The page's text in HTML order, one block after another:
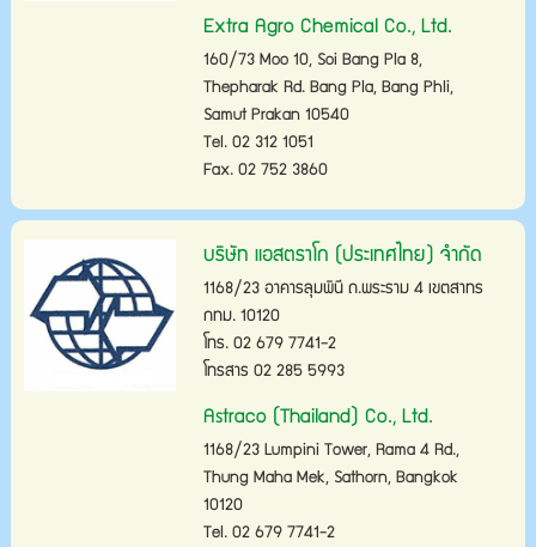
Extra Agro Chemical Co., Ltd.
160/73 Moo 10, Soi Bang Pla 8,
Thepharak Rd. Bang Pla, Bang Phli,
Samut Prakan 10540
Tel. 02 312 1051
Fax. 02 752 3860
บริษัท แอสตราโก (ประเทศไทย) จำกัด
1168/23 อาคารลุมพินี ถ.พระราม 4 เขตสาทร
กทม. 10120
โทร. 02 679 7741-2
โทรสาร 02 285 5993
Astraco (Thailand) Co., Ltd.
1168/23 Lumpini Tower, Rama 4 Rd.,
Thung Maha Mek, Sathorn, Bangkok
10120
Tel. 02 679 7741-2